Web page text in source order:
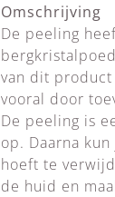
Omschrijving
De peeling
van dit
vooral door
De peeling is
op. Daarna
hoeft te
de huid en